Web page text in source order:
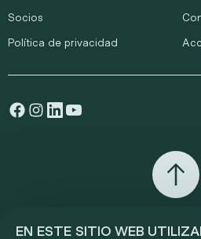
EN ESTE SITIO WEB
Socios
Política de privacidad